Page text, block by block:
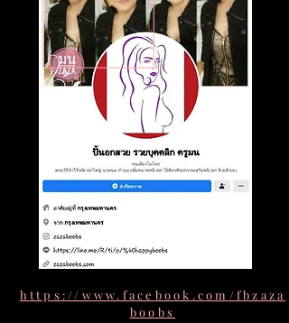
https://www.facebook.com/fbzaza
boobs